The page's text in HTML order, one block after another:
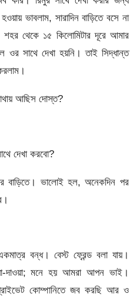
ভাবলাম, সারাদিন বাড়িতে বসে না
থেকে ১৫ কিলোমিটার দূরে আমার
ওর সাথে দেখা হয়নি। তাই সিদ্ধান্ত
আছিস দোস্ত?
দেখা করবো?
ভালোই হল, অনেকদিন পর
বন্ধ। বেস্ট ফ্রেন্ড বলা যায়।
দাওয়া; মনে হয় আমরা আপন ভাই।
কোম্পানিতে জব করছি আর ও